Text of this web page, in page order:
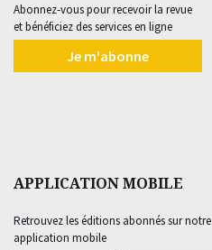
Abonnez-vous pour recevoir la revue
et bénéficiez des services en ligne
Je m'abonne
APPLICATION MOBILE
Retrouvez les éditions abonnés sur notre
application mobile